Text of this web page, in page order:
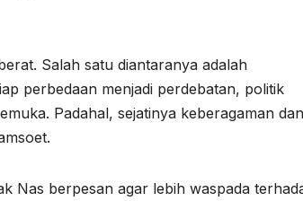
Salah satu diantaranya adalah
perbedaan menjadi perdebatan, politik
Padahal, sejatinya keberagaman dan
Nas berpesan agar lebih waspada